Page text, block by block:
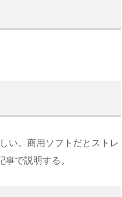
い。商用ソフトだとストレ
で説明する。